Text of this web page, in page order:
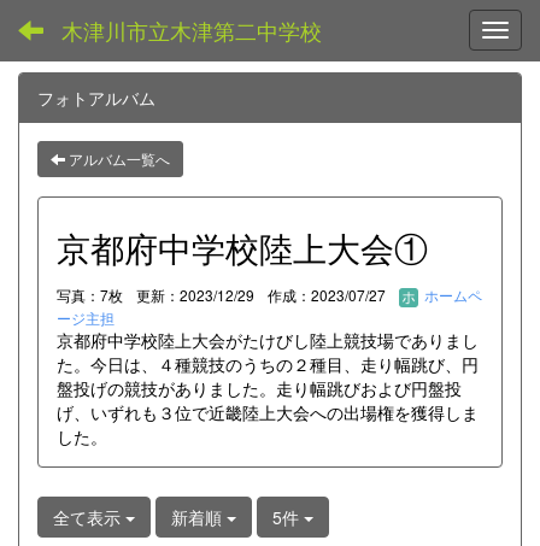
木津川市立木津第二中学校
フォトアルバム
アルバム一覧へ
京都府中学校陸上大会①
写真：7枚 更新：2023/12/29 作成：2023/07/27
ホームペ
ージ主担
京都府中学校陸上大会がたけびし陸上競技場でありまし
た。今日は、４種競技のうちの２種目、走り幅跳び、円
盤投げの競技がありました。走り幅跳びおよび円盤投
げ、いずれも３位で近畿陸上大会への出場権を獲得しま
した。
全て表示 新着順 5件